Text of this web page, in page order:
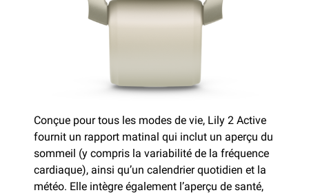
Conçue pour tous les modes de vie, Lily 2 Active
fournit un rapport matinal qui inclut un aperçu du
sommeil (y compris la variabilité de la fréquence
cardiaque), ainsi qu’un calendrier quotidien et la
météo. Elle intègre également l’aperçu de santé,